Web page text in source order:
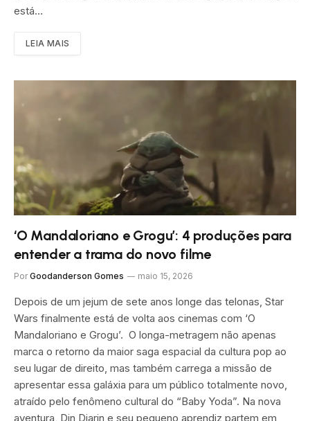
está…
LEIA MAIS
‘O Mandaloriano e Grogu’: 4 produções para
entender a trama do novo filme
Por Goodanderson Gomes maio 15, 2026
Depois de um jejum de sete anos longe das telonas, Star
Wars finalmente está de volta aos cinemas com ‘O
Mandaloriano e Grogu’. O longa-metragem não apenas
marca o retorno da maior saga espacial da cultura pop ao
seu lugar de direito, mas também carrega a missão de
apresentar essa galáxia para um público totalmente novo,
atraído pelo fenômeno cultural do “Baby Yoda”. Na nova
aventura, Din Djarin e seu pequeno aprendiz partem em